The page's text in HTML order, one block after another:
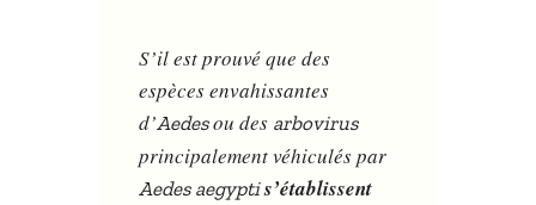
S’il est prouvé que des
espèces envahissantes
d’Aedesou des arbovirus
principalement véhiculés par
Aedes aegypti s’établissent